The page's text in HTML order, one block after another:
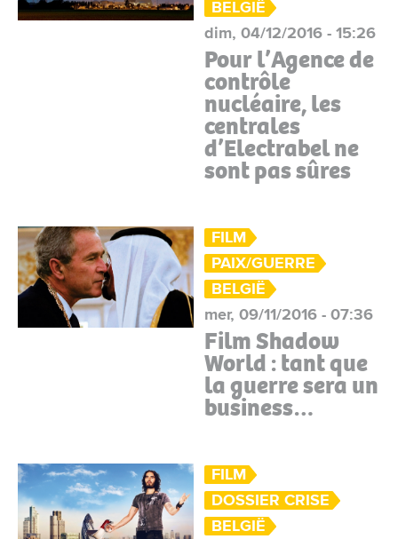
BELGIË
dim, 04/12/2016 - 15:26
Pour l’Agence de
contrôle
nucléaire, les
centrales
d’Electrabel ne
sont pas sûres
FILM
PAIX/GUERRE
BELGIË
mer, 09/11/2016 - 07:36
Film Shadow
World : tant que
la guerre sera un
business…
FILM
DOSSIER CRISE
BELGIË